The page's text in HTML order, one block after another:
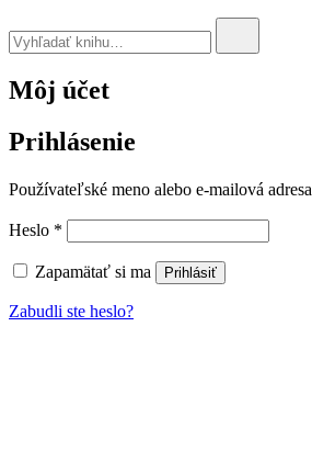
for:
Môj účet
Prihlásenie
Používateľské meno alebo e-mailová adresa
Heslo *
Zapamätať si ma Prihlásiť
Zabudli ste heslo?